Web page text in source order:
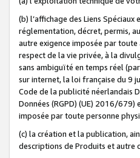
(b) l’affichage des Liens
réglementation, décret, permis,
autre exigence imposée par
respect de la vie privée, à la
sans ambiguïté en temps réel
sur internet, la loi française du 9
Code de la publicité néerlandais
Données (RGPD) (UE) 2016/
imposée par toute personne
(c) la création et la publication,
descriptions de Produits et autre